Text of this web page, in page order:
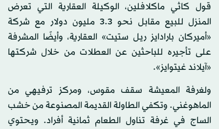
قول كاثي ماكلافلين، الوكيلة العقارية التي تعرض
المنزل للبيع مقابل نحو 3.3 مليون دولار مع شركة
«أميركان بارادايز ريل ستيت» العقارية، وأيضًا المشرفة
على تأجيره للباحثين عن العطلات من خلال شركتها
«آيلاند غيتوايز».
ولغرفة المعيشة سقف مقوس، ومركز ترفيهي من
الماهوغني. وتكفي الطاولة القديمة المصنوعة من خشب
الساج في غرفة تناول الطعام ثمانية أفراد. ويحتوي